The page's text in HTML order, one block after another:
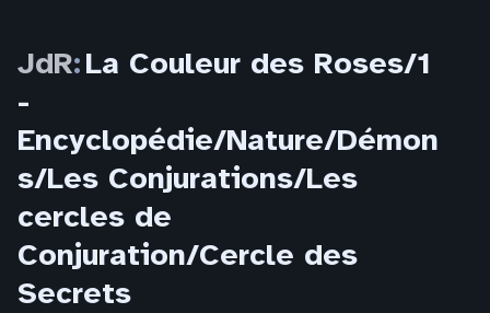
JdR:La Couleur des Roses/1
-
Encyclopédie/Nature/Démon
s/Les Conjurations/Les
cercles de
Conjuration/Cercle des
Secrets